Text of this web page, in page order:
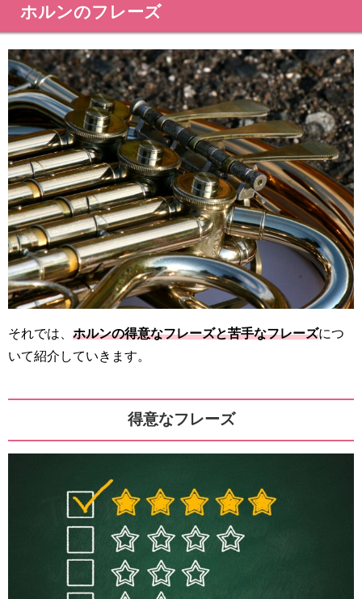
ホルンのフレーズ
それでは、 ホルンの得意なフレーズと苦手なフレーズにつ
いて紹介していきます。
得意なフレーズ